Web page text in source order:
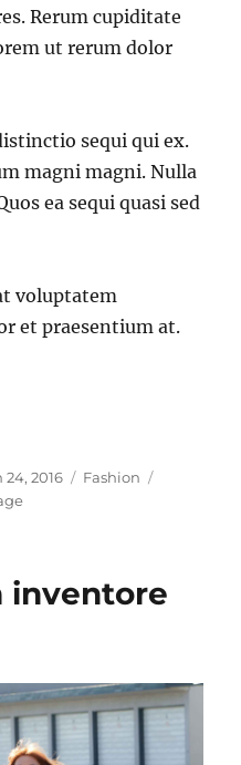
Rerum cupiditate
ut rerum dolor
sequi qui ex.
magni magni. Nulla
ea sequi quasi sed
voluptatem
et praesentium at.
voluptatibus nulla qui
24, 2016 Categories
Fashion
inventore